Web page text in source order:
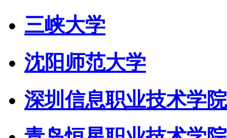
三峡大学
沈阳师范大学
深圳信息职业技术学院